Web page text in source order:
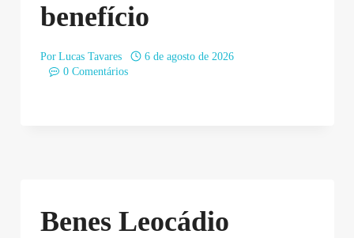
benefício
Por Lucas Tavares
6 de agosto de 2026
0 Comentários
Benes Leocádio